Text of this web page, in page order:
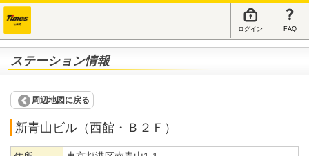
ログイン FAQ
ステーション情報
周辺地図に戻る
新青山ビル（西館・Ｂ２Ｆ）